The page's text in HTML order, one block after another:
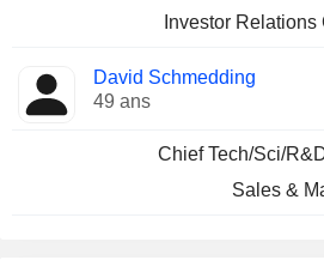
Investor Relations
David Schmedding
49 ans
Chief Tech/Sci/
Sales &